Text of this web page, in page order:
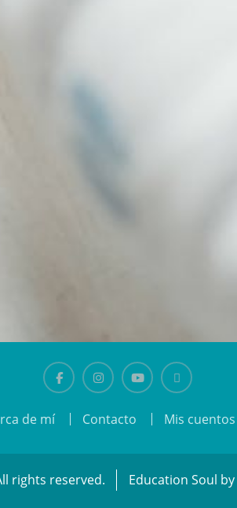
gusanito
de mí Contacto Mis cuentos
rights reserved. Education Soul by